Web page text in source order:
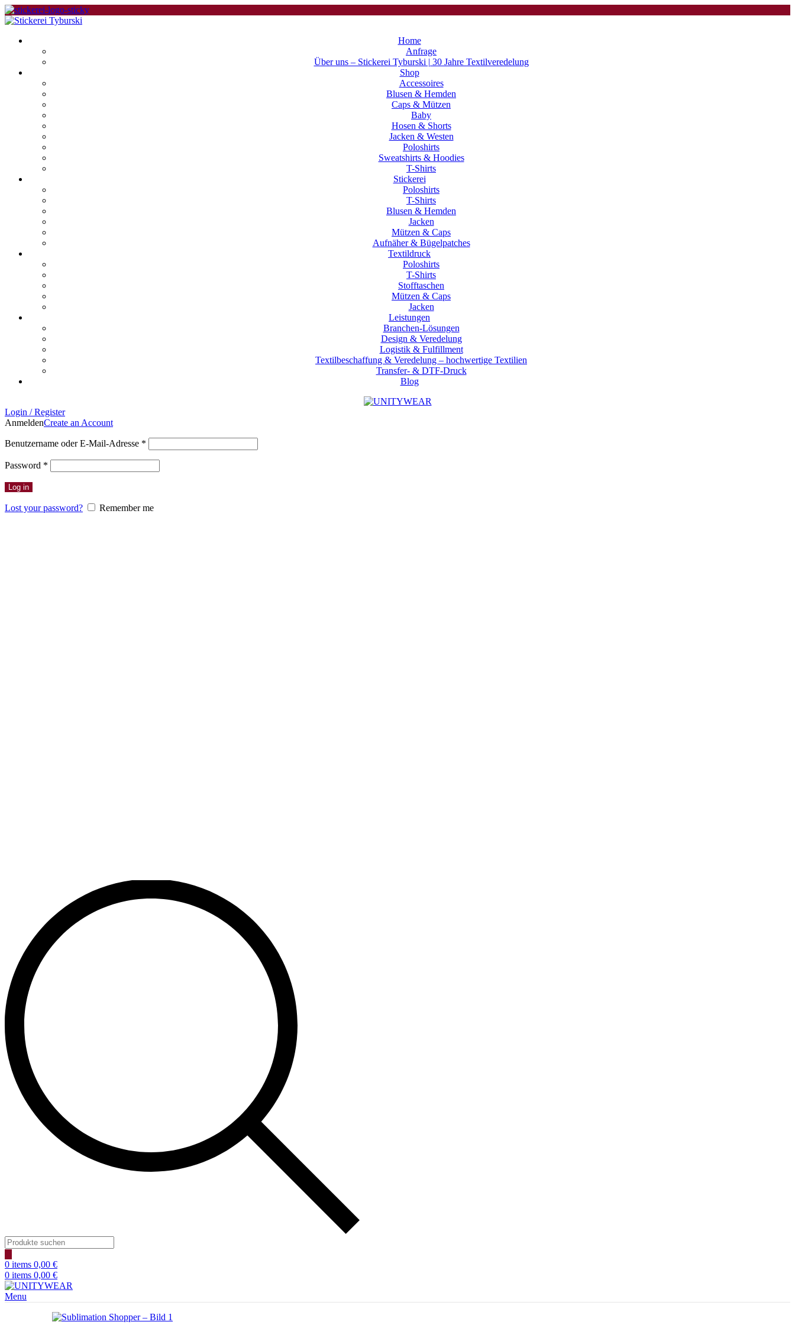
Home
Anfrage
Über uns – Stickerei Tyburski | 30 Jahre Textilveredelung
Shop
Accessoires
Blusen & Hemden
Caps & Mützen
Baby
Hosen & Shorts
Jacken & Westen
Poloshirts
Sweatshirts & Hoodies
T-Shirts
Stickerei
Poloshirts
T-Shirts
Blusen & Hemden
Jacken
Mützen & Caps
Aufnäher & Bügelpatches
Textildruck
Poloshirts
T-Shirts
Stofftaschen
Mützen & Caps
Jacken
Leistungen
Branchen-Lösungen
Design & Veredelung
Logistik & Fulfillment
Textilbeschaffung & Veredelung – hochwertige Textilien
Transfer- & DTF-Druck
Blog
Login / Register
AnmeldenCreate an Account
Benutzername oder E-Mail-Adresse *
Password *
Log in
Lost your password? Remember me
Products
search
0 items 0,00 €
0 items 0,00 €
Menu